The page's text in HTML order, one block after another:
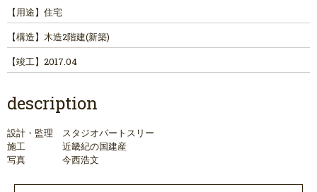
【用途】 住宅
【構造】 木造2階建(新築)
【竣工】 2017.04
description
設計・監理 スタジオパートスリー
施工 近畿紀の国建産
写真 今西浩文